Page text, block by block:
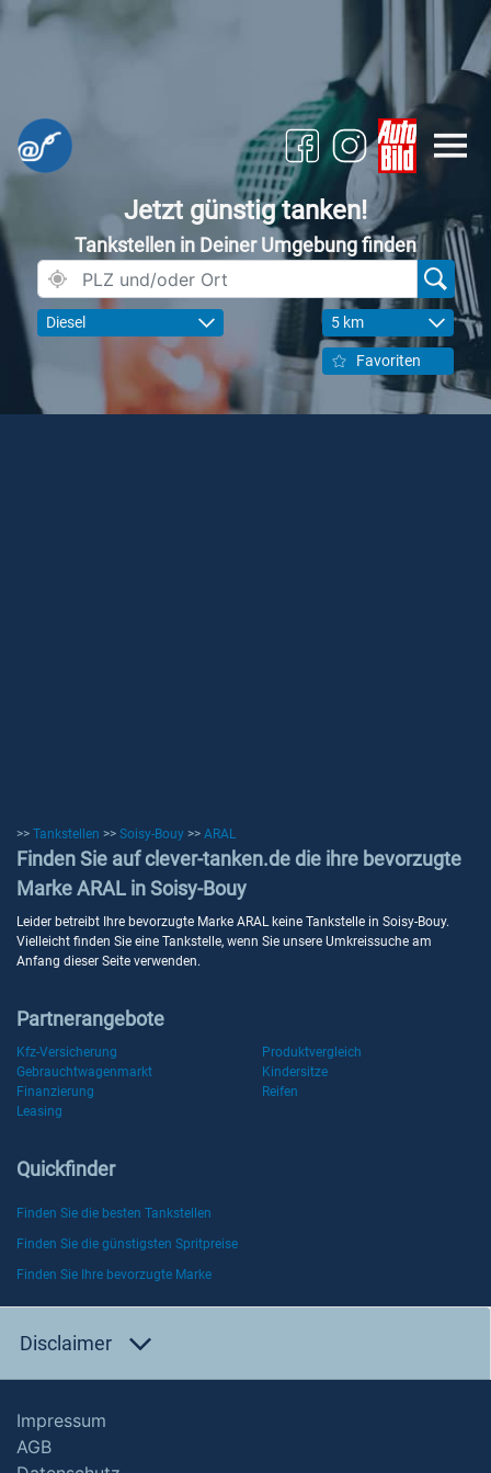
Jetzt günstig tanken!
Tankstellen in Deiner Umgebung finden
Diesel 5 km
Favoriten
>> Tankstellen >> Soisy-Bouy >> ARAL
Finden Sie auf clever-tanken.de die ihre bevorzugte
Marke ARAL in Soisy-Bouy
Leider betreibt Ihre bevorzugte Marke ARAL keine Tankstelle in Soisy-Bouy.
Vielleicht finden Sie eine Tankstelle, wenn Sie unsere Umkreissuche am
Anfang dieser Seite verwenden.
Partnerangebote
Kfz-Versicherung
Produktvergleich
Gebrauchtwagenmarkt
Kindersitze
Finanzierung
Reifen
Leasing
Quickfinder
Finden Sie die besten Tankstellen
Finden Sie die günstigsten Spritpreise
Finden Sie Ihre bevorzugte Marke
Disclaimer
Impressum
AGB